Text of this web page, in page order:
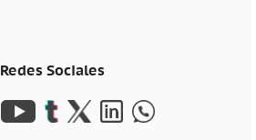
Redes Sociales